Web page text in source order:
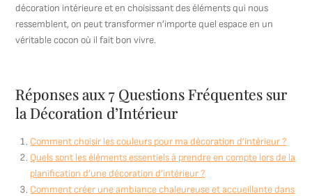
décoration intérieure et en choisissant des éléments qui nous
ressemblent, on peut transformer n’importe quel espace en un
véritable cocon où il fait bon vivre.
Réponses aux 7 Questions Fréquentes sur
la Décoration d’Intérieur
Comment choisir les couleurs pour ma décoration d’intérieur ?
Quels sont les éléments essentiels à prendre en compte lors de la
planification d’une décoration d’intérieur ?
Comment créer une ambiance chaleureuse et accueillante dans